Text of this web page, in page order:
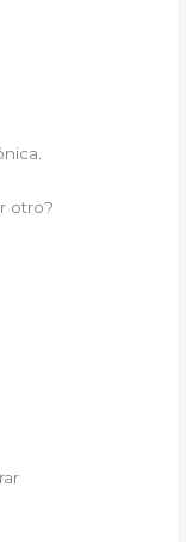
otro?